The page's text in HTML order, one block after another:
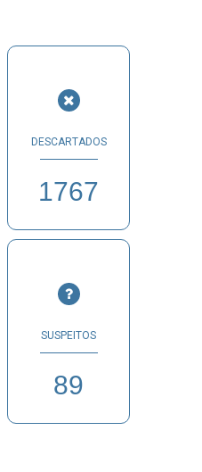
DESCARTADOS
1767
SUSPEITOS
89